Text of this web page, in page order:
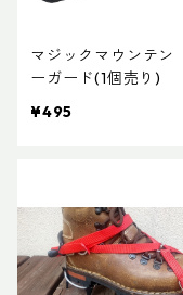
マジックマウンテ
ーガード(1個売り)
¥495